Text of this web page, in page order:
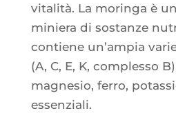
vita­li­tà. La morin­ga è
minie­ra di sos­tanze
contiene un’am­pia
(A, C, E, K, com­ples­so
magne­sio, fer­ro,
essenziali.